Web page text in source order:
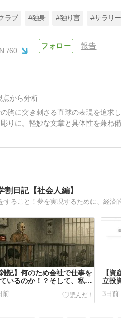
ラブ #独身 #独り言 #サラリ
760
報告
点から分析
胸に突き刺さる直球の表現を追求
りに。軽妙な文章と具体性を兼ね
日記【社会人編】
雑記】何のため会社で仕事を
いるのか！？そして、私は
期退職の決断に至る！
前
【
立投
０万
した。
3日前